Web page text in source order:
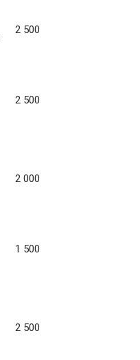
2 500
2 500
2 000
1 500
2 500